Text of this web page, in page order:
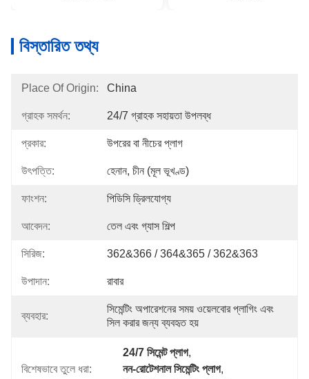
বিস্তারিত তথ্য
Place Of Origin: China
গ্রাহক সমর্থন: 24/7 গ্রাহক সহায়তা উপলব্ধ
প্রকার: উপরের বা নীচের প্লাগ
উৎপত্তি: হেনান, চীন (মূল ভূখণ্ড)
ফাংশন: পিডিসি ড্রিলযোগ্য
আবেদন: তেল এবং গ্যাস শিল্প
সিরিজ: 362&366 / 364&365 / 362&363
উপাদান: রাবার
ব্যবহার:
সিমেন্টিং অপারেশনের সময় ওয়েলবোর প্লাগিং এবং
সিল করার জন্য ব্যবহৃত হয়
বিশেষভাবে তুলে ধরা:
24/7 সিমেন্ট প্লাগ,
নন-রোটেশনাল সিমেন্টিং প্লাগ,